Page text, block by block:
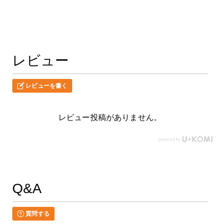
レビュー
レビューを書く
レビュー投稿がありません。
Q&A
質問する